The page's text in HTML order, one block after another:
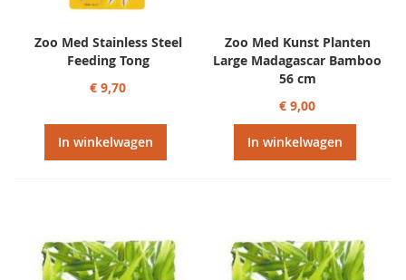
Zoo Med Stainless Steel
Feeding Tong
€ 9,70
In winkelwagen
Zoo Med Kunst Planten
Large Madagascar Bamboo
56 cm
€ 9,00
In winkelwagen